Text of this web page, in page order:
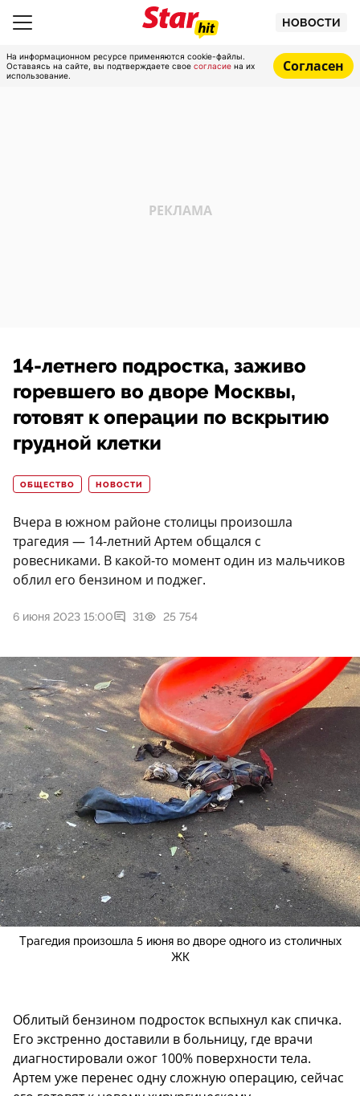
НОВОСТИ
На информационном ресурсе применяются cookie-файлы.
Оставаясь на сайте, вы подтверждаете свое согласие на их
использование.
Согласен
14-летнего подростка, заживо
горевшего во дворе Москвы,
готовят к операции по вскрытию
грудной клетки
ОБЩЕСТВО НОВОСТИ
Вчера в южном районе столицы произошла
трагедия — 14-летний Артем общался с
ровесниками. В какой-то момент один из мальчиков
облил его бензином и поджег.
6 июня 2023 15:00 31 25 754
Трагедия произошла 5 июня во дворе одного из столичных
ЖК
Облитый бензином подросток вспыхнул как спичка.
Его экстренно доставили в больницу, где врачи
диагностировали ожог 100% поверхности тела.
Артем уже перенес одну сложную операцию, сейчас